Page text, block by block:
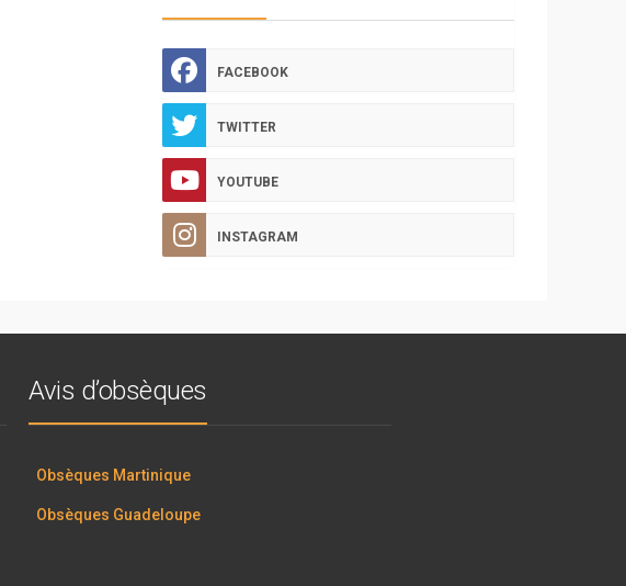
FACEBOOK
TWITTER
YOUTUBE
INSTAGRAM
Avis d’obsèques
Obsèques Martinique
Obsèques Guadeloupe